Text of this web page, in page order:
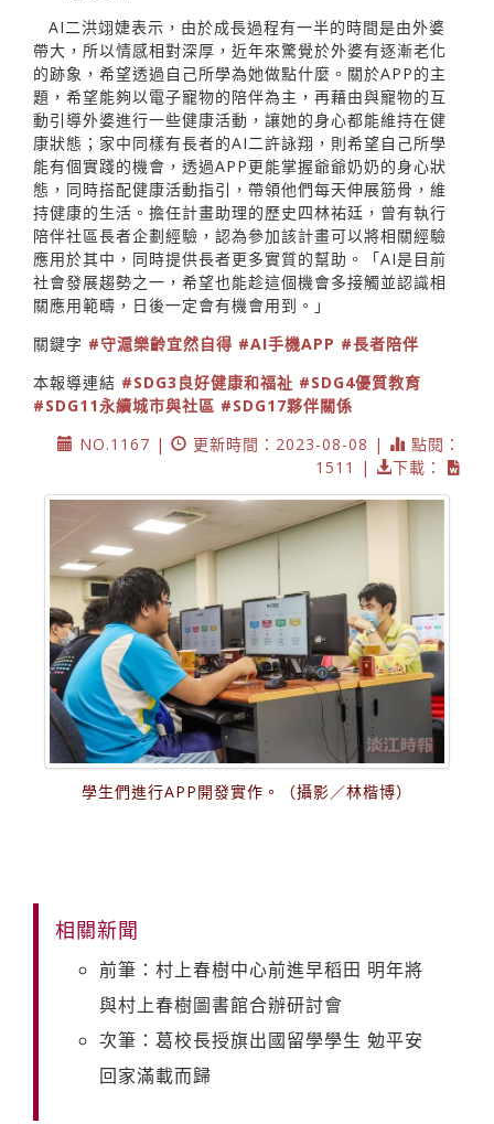
AI二洪翊婕表示，由於成長過程有一半的時間是由外婆
帶大，所以情感相對深厚，近年來驚覺於外婆有逐漸老化
的跡象，希望透過自己所學為她做點什麼。關於APP的主
題，希望能夠以電子寵物的陪伴為主，再藉由與寵物的互
動引導外婆進行一些健康活動，讓她的身心都能維持在健
康狀態；家中同樣有長者的AI二許詠翔，則希望自己所學
能有個實踐的機會，透過APP更能掌握爺爺奶奶的身心狀
態，同時搭配健康活動指引，帶領他們每天伸展筋骨，維
持健康的生活。擔任計畫助理的歷史四林祐廷，曾有執行
陪伴社區長者企劃經驗，認為參加該計畫可以將相關經驗
應用於其中，同時提供長者更多實質的幫助。「AI是目前
社會發展趨勢之一，希望也能趁這個機會多接觸並認識相
關應用範疇，日後一定會有機會用到。」
關鍵字 #守滬樂齡宜然自得 #AI手機APP #長者陪伴
本報導連結 #SDG3良好健康和福祉 #SDG4優質教育
#SDG11永續城市與社區 #SDG17夥伴關係
NO.1167 |
更新時間：2023-08-08 |
點閱：
1511 |
下載：
學生們進行APP開發實作。（攝影／林楷博）
相關新聞
前筆：村上春樹中心前進早稻田 明年將
與村上春樹圖書館合辦研討會
次筆：葛校長授旗出國留學學生 勉平安
回家滿載而歸